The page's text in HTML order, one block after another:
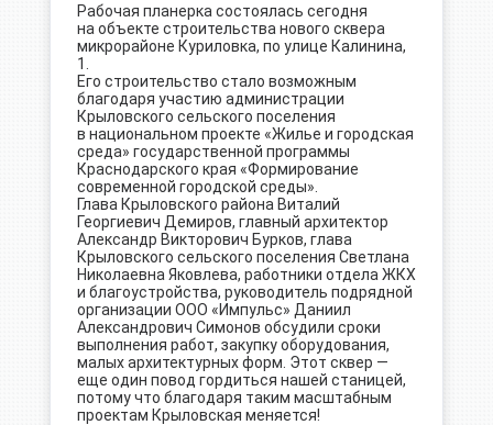
Рабочая планерка состоялась сегодня
на объекте строительства нового сквера
микрорайоне Куриловка, по улице Калинина,
1.
Его строительство стало возможным
благодаря участию администрации
Крыловского сельского поселения
в национальном проекте «Жилье и городская
среда» государственной программы
Краснодарского края «Формирование
современной городской среды».
Глава Крыловского района Виталий
Георгиевич Демиров, главный архитектор
Александр Викторович Бурков, глава
Крыловского сельского поселения Светлана
Николаевна Яковлева, работники отдела ЖКХ
и благоустройства, руководитель подрядной
организации ООО «Импульс» Даниил
Александрович Симонов обсудили сроки
выполнения работ, закупку оборудования,
малых архитектурных форм. Этот сквер —
еще один повод гордиться нашей станицей,
потому что благодаря таким масштабным
проектам Крыловская меняется!